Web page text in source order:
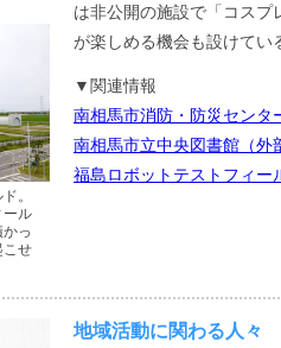
は非公開の施設で「コスプ
が楽しめる機会も設けてい
▼関連情報
南相馬市消防・防災センタ
南相馬市立中央図書館（外
福島ロボットテストフィー
。
ール
かっ
こせ
地域活動に関わる人々